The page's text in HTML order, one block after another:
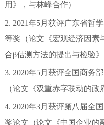
用》，与林峰合作）
2. 2021年5月获评广东省哲
等奖（论文《宏观经济因
合β估测方法的提出与检验
3. 2020年5月获评全国商务
（论文《双重赤字联动的政
4. 2020年3月获评第八届全
奖论文（论文《中国企业的